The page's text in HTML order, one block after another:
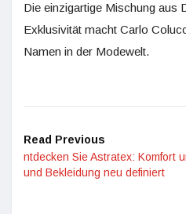
Die einzigartige Mischung aus
Exklusivität macht Carlo
Namen in der Modewelt.
Read Previous
ntdecken Sie Astratex: Komfort
und Bekleidung neu definiert